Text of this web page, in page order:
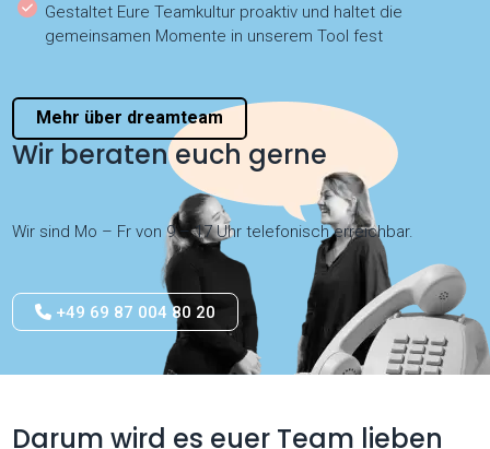
Gestaltet Eure Teamkultur proaktiv und haltet die
gemeinsamen Momente in unserem Tool fest
Mehr über dreamteam
Wir beraten euch gerne
Wir sind Mo – Fr von 9 – 17 Uhr telefonisch erreichbar.
+49 69 87 004 80 20
Darum wird es euer Team lieben